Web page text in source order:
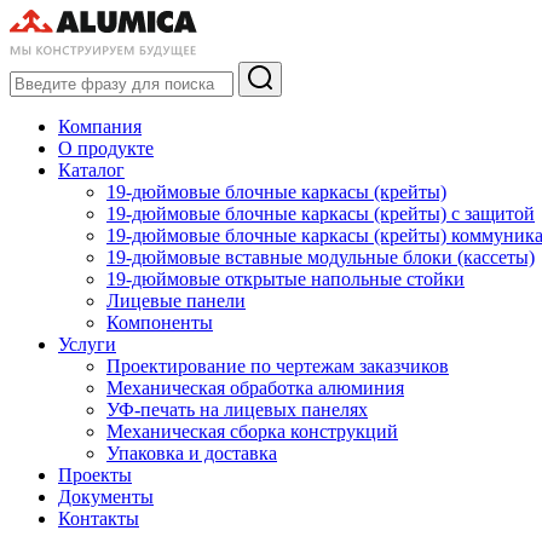
Компания
О продукте
Каталог
19-дюймовые блочные каркасы (крейты)
19-дюймовые блочные каркасы (крейты) с защитой
19-дюймовые блочные каркасы (крейты)
19-дюймовые вставные модульные блоки (кассеты)
19-дюймовые открытые напольные стойки
Лицевые панели
Компоненты
Услуги
Проектирование по чертежам заказчиков
Механическая обработка алюминия
УФ-печать на лицевых панелях
Механическая сборка конструкций
Упаковка и доставка
Проекты
Документы
Контакты